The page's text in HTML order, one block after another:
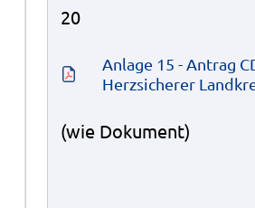
20
Anlage 15 - Antrag
Herzsicherer
(wie Dokument)